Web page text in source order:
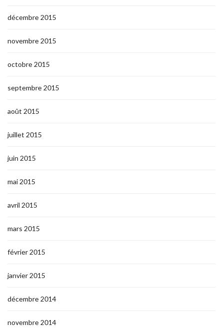
décembre 2015
novembre 2015
octobre 2015
septembre 2015
août 2015
juillet 2015
juin 2015
mai 2015
avril 2015
mars 2015
février 2015
janvier 2015
décembre 2014
novembre 2014